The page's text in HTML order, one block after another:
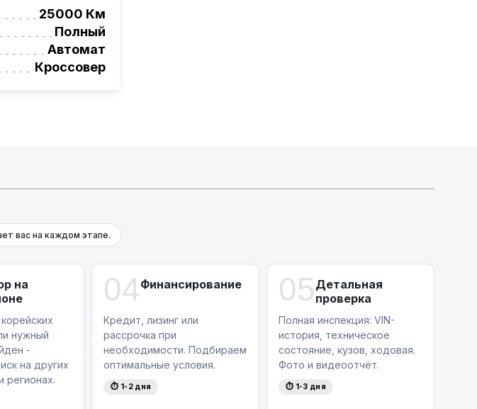
автомобили.
25000 Км
Полный
Автомат
Кроссовер
вас на каждом этапе.
на
нужный
-
на других
регионах.
04Финансирование
Кредит, лизинг или
рассрочка при
необходимости. Подбираем
оптимальные условия.
⏱ 1-2 дня
05 Детальная
проверка
Полная инспекция: VIN-
история, техническое
состояние, кузов, ходовая.
Фото и видеоотчёт.
⏱ 1-3 дня